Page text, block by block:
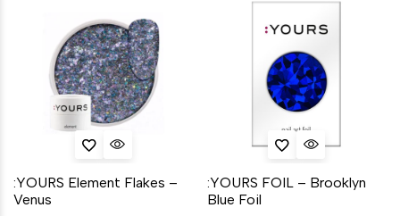
:YOURS Element Flakes –
Venus
:YOURS FOIL – Brooklyn
Blue Foil